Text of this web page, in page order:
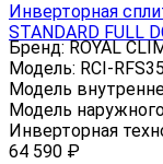
Инверторная
STANDARD FULL
Бренд: ROYAL
Модель: RCI-
Модель
Модель
Инверторная
64 590 ₽